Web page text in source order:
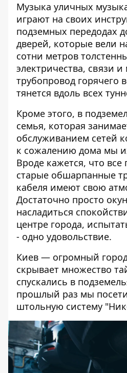
Музыка уличных
играют на своих
подземных передодах
дверей, которые вели
сотни метров
электричества, связи
трубопровод горячего
тянется вдоль всех
Кроме этого, в
семья, которая
обслуживанием сетей
к сожалению дома мы
Вроде кажется, что все
старые обшарпанные
кабеля имеют свою
Достаточно просто
насладиться
центре города,
- одно удовольствие.
Киев — огромный
скрывает множество
спускались в
прошлый раз мы
штольную систему